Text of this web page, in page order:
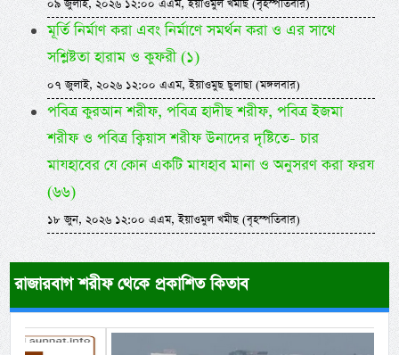
০৯ জুলাই, ২০২৬ ১২:০০ এএম, ইয়াওমুল খমীছ (বৃহস্পতিবার)
মূর্তি নির্মাণ করা এবং নির্মাণে সমর্থন করা ও এর সাথে
সশ্লিষ্টতা হারাম ও কুফরী (১)
০৭ জুলাই, ২০২৬ ১২:০০ এএম, ইয়াওমুছ ছুলাছা (মঙ্গলবার)
পবিত্র কুরআন শরীফ, পবিত্র হাদীছ শরীফ, পবিত্র ইজমা
শরীফ ও পবিত্র ক্বিয়াস শরীফ উনাদের দৃষ্টিতে- চার
মাযহাবের যে কোন একটি মাযহাব মানা ও অনুসরণ করা ফরয
(৬৬)
১৮ জুন, ২০২৬ ১২:০০ এএম, ইয়াওমুল খমীছ (বৃহস্পতিবার)
রাজারবাগ শরীফ থেকে প্রকাশিত কিতাব